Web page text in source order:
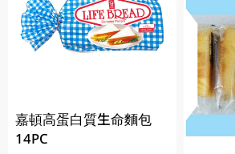
嘉頓高蛋白質生命麵包
14PC